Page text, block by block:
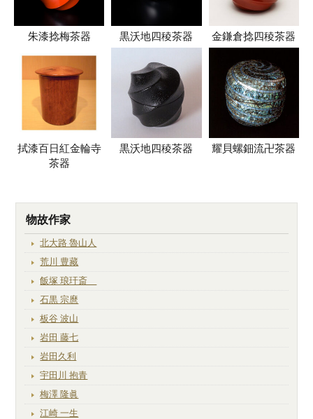
朱漆捻梅茶器 黒沃地四稜茶器 金鎌倉捻四稜茶器
拭漆百日紅金輪寺
茶器
黒沃地四稜茶器 耀貝螺鈿流卍茶器
物故作家
北大路 魯山人
荒川 豊藏
飯塚 琅玕斎
石黒 宗麿
板谷 波山
岩田 藤七
岩田久利
宇田川 抱青
梅澤 隆眞
江崎 一生